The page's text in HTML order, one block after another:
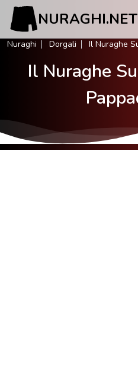
NURAGHI.NET
Nuraghi Dorgali Il Nuraghe
Il Nuraghe